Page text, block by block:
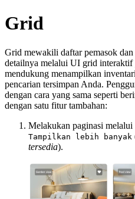
Grid
Grid mewakili daftar pemasok
detailnya melalui UI grid interaktif
mendukung menampilkan
pencarian tersimpan Anda.
dengan cara yang sama seperti
dengan satu fitur tambahan:
Melakukan paginasi
Tampilkan lebih banyak
tersedia).